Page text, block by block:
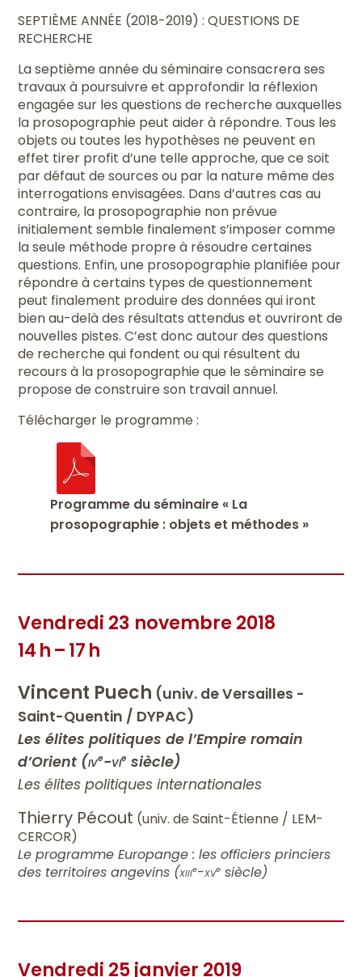
SEPTIÈME ANNÉE (2018-2019) : QUESTIONS DE
RECHERCHE
La septième année du séminaire consacrera ses
travaux à poursuivre et approfondir la réflexion
engagée sur les questions de recherche auxquelles
la prosopographie peut aider à répondre. Tous les
objets ou toutes les hypothèses ne peuvent en
effet tirer profit d’une telle approche, que ce soit
par défaut de sources ou par la nature même des
interrogations envisagées. Dans d’autres cas au
contraire, la prosopographie non prévue
initialement semble finalement s’imposer comme
la seule méthode propre à résoudre certaines
questions. Enfin, une prosopographie planifiée pour
répondre à certains types de questionnement
peut finalement produire des données qui iront
bien au-delà des résultats attendus et ouvriront de
nouvelles pistes. C’est donc autour des questions
de recherche qui fondent ou qui résultent du
recours à la prosopographie que le séminaire se
propose de construire son travail annuel.
Télécharger le programme :
Programme du séminaire « La
prosopographie : objets et méthodes »
Vendredi 23 novembre 2018
14 h – 17 h
Vincent Puech (univ. de Versailles -
Saint-Quentin / DYPAC)
Les élites politiques de l’Empire romain
d’Orient (ive-vie siècle)
Les élites politiques internationales
Thierry Pécout (univ. de Saint-Étienne / LEM-
CERCOR)
Le programme Europange : les officiers princiers
des territoires angevins (xiiie-xve siècle)
Vendredi 25 janvier 2019